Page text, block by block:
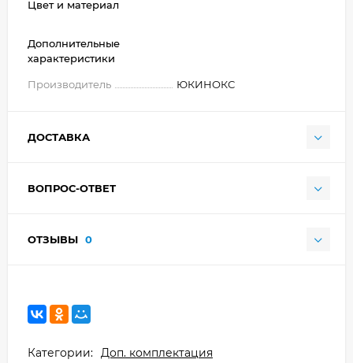
Цвет и материал
Дополнительные
характеристики
Производитель ЮКИНОКС
ДОСТАВКА
ВОПРОС-ОТВЕТ
ОТЗЫВЫ 0
Категории: Доп. комплектация